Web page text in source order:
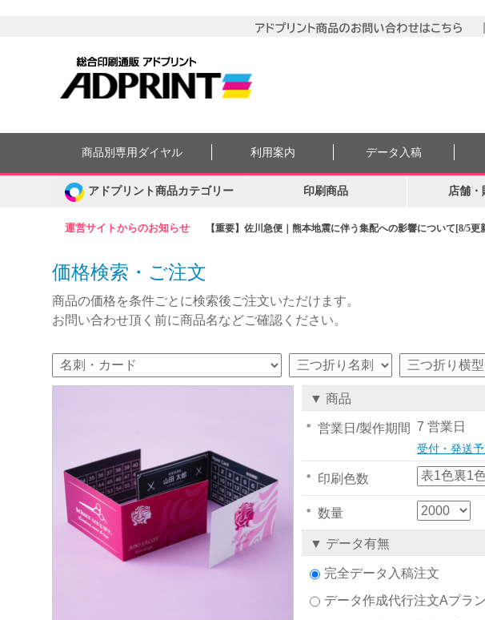
運営サイトからのお知らせ 【重要】佐川急便｜熊本地震に伴う集配への影響について[8/5更
商品別専用ダイヤル 利用案内 データ入稿
アドプリント商品カテゴリー 印刷商品 店舗・
価格検索・ご注文
商品の価格を条件ごとに検索後ご注文いただけます。
お問い合わせ頂く前に商品名などご確認ください。
▼ 商品
営業日/製作期間 7 営業日
受付・発送
印刷色数
数量
▼ データ有無
完全データ入稿注文
データ作成代行注文Aプラ